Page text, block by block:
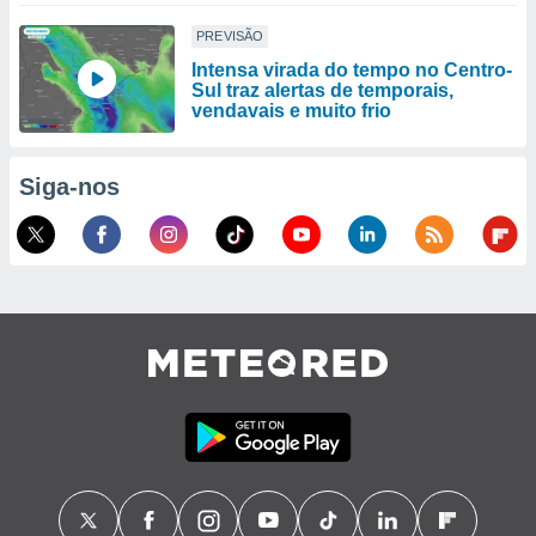
PREVISÃO
Intensa virada do tempo no Centro-
Sul traz alertas de temporais,
vendavais e muito frio
Siga-nos